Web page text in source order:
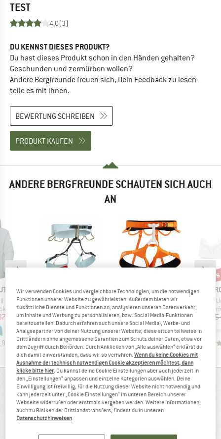
TEST
4,0(3)
DU KENNST DIESES PRODUKT?
Du hast dieses Produkt schon in den Händen gehalten?
Geschunden und zermürben wollen?
Andere Bergfreunde freuen sich, Dein Feedback zu lesen -
teile es mit ihnen.
BEWERTUNG SCHREIBEN
PRODUKT KAUFEN
ANDERE BERGFREUNDE SCHAUTEN SICH AUCH
AN
Jacket
Preis
€
)
MARKE
BLUE ICE
Artikel
Women's Cuesta Adjustable Harness
Produktgruppe
Klettergurt
Preis
114,95 €reduzierter Preis
103,46 €
3,3(3)
MARKE
PETZL
Artikel
Hirundos
Produktgruppe
Klettergurt
Preis
94,95 €
4,7(20)
BEWERTUNGSÜBERSICHT
4,0
(3) empfehlen dieses Produkt
Wir verwenden Cookies und vergleichbare Technologien, um die notwendigen
Funktionen unserer Website zu gewährleisten. Außerdem bieten wir
zusätzliche Dienste und Funktionen an, analysieren unseren Datenverkehr,
um Inhalte und Werbung zu personalisieren, bzw. Social Media-Funktionen
bereitzustellen. Dadurch erfahren auch unsere Social Media-, Werbe- und
Analysepartner von deiner Nutzung unserer Website; diese sitzen teilweise in
Drittländern ohne angemessene Garantien zum Schutz deiner Daten, etwa vor
dem Zugriff durch Behörden. Durch Anklicken von „Alle auswählen“ erklärst du
dich damit einverstanden, dass wir so verfahren.Wenn du keine Cookies mit
Ausnahme der technisch notwendigen Cookie akzeptieren möchtest, dann
klicke bitte hier . Du kannst deine Cookie Einstellungen aber auch jederzeit in
den „Einstellungen“ anpassen und einzelne Kategorien auswählen. Deine
Einwilligung ist freiwillig, für die Nutzung dieser Website nicht notwendig und
kann jederzeit unter „Cookie Einstellungen“ im unteren Bereich unserer
Webseite widerrufen oder erstmals vergeben werden. Weitere Informationen,
auch zu Risiken der Drittlandstransfers, findest du in unseren
Datenschutzhinweisen